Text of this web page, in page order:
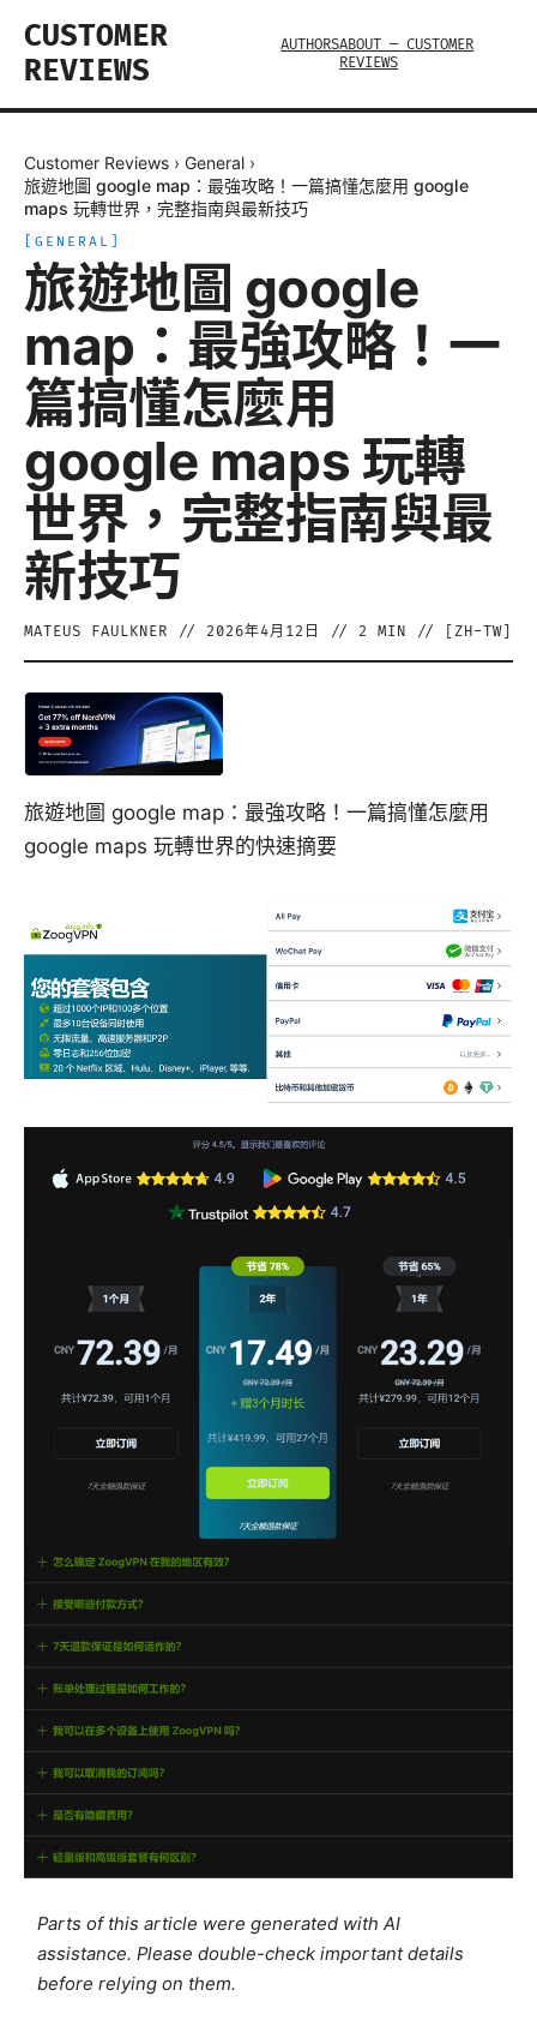
CUSTOMER
REVIEWS
AUTHORSABOUT — CUSTOMER
REVIEWS
Customer Reviews › General ›
旅遊地圖 google map：最強攻略！一篇搞懂怎麼用 google
maps 玩轉世界，完整指南與最新技巧
GENERAL
旅遊地圖 google
map：最強攻略！一
篇搞懂怎麼用
google maps 玩轉
世界，完整指南與最
新技巧
MATEUS FAULKNER // 2026年4月12日 // 2 MIN // [ ZH-TW
旅遊地圖 google map：最強攻略！一篇搞懂怎麼用
google maps 玩轉世界的快速摘要
Parts of this article were generated with AI
assistance. Please double-check important details
before relying on them.